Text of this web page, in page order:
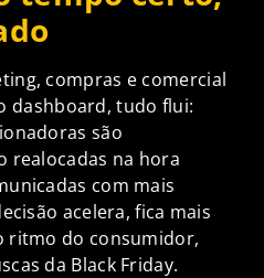
compras e comercial
dashboard, tudo flui:
são
realocadas na hora
com mais
acelera, fica mais
ritmo do consumidor,
da Black Friday.